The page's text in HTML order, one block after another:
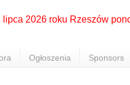
2026 roku Rzeszów
Ogłoszenia Sponsors